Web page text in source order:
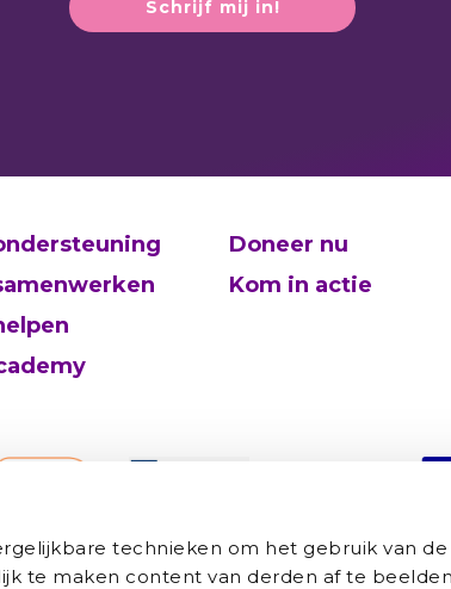
technieken om het gebruik van de
te maken content van derden af te
Doneer nu
Kom in actie